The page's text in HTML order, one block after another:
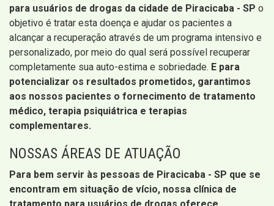
para usuários de drogas da cidade de Piracicaba - SP o
objetivo é tratar esta doença e ajudar os pacientes a
alcançar a recuperação através de um programa intensivo e
personalizado, por meio do qual será possível recuperar
completamente sua auto-estima e sobriedade. E para
potencializar os resultados prometidos, garantimos
aos nossos pacientes o fornecimento de tratamento
médico, terapia psiquiátrica e terapias
complementares.
NOSSAS ÁREAS DE ATUAÇÃO
Para bem servir às pessoas de Piracicaba - SP que se
encontram em situação de vício, nossa clínica de